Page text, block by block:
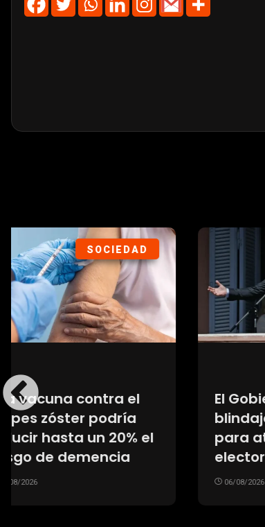
SOCIEDAD
El precio del gas
importado agrava la
presión sobre la
industria argentina